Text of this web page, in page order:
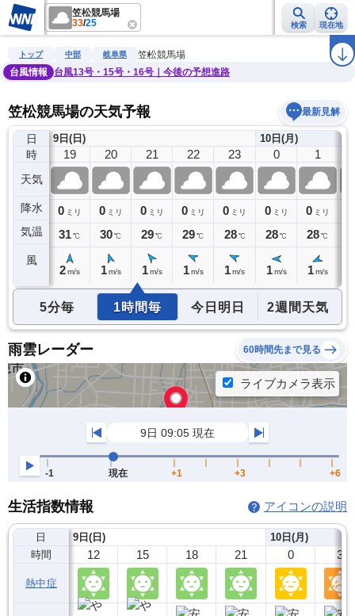
笠松競馬場
33/25 検索 現在地
雨雲レーダー 台風情報 地震情報 ラ
トップ 中部 岐阜県
笠松競馬場
台風情報
台風13号・15号・16号｜今後の予想進路
笠松競馬場の天気予報 最新見解
日
時
天気
降水
気温
風
9日(日)
18
0ミリ
32℃
19
0 ミリ
31℃
2 m/s
20
0 ミリ
30℃
1 m/s
21
0 ミリ
29℃
1 m/s
22
0 ミリ
29℃
1 m/s
23
0 ミリ
28 ℃
1m/s
10日(月)
0
0 ミリ
28℃
1 m/s
1
0 ミリ
28℃
1 m/s
5分毎 1時間毎 今日明日 2週間天気
雨雲レーダー 60時間先まで見る
生活指数情報 アイコンの説明
日
時間
熱中症
9日(日)
12 15 18 21
10日(月)
0 3